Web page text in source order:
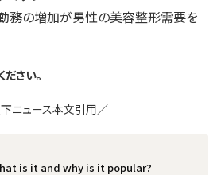
務の増加が男性の美容整形需要を
さい。
ニュース本文引用／
is it and why is it popular?